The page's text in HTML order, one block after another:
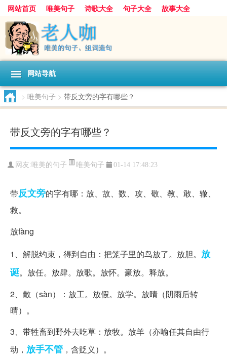
网站首页 唯美句子 诗歌大全 句子大全
故事大全
人生感悟
其他美文 美文欣赏
感人故事
句子分类
网站导航
> 唯美句子 > 带反文旁的字有哪些？
带反文旁的字有哪些？
网友: 唯美的句子 唯美句子 01-14 17:48:23
带反文旁的字有哪：放、故、数、攻、敬、教、敢、辙、
救。
放fàng
1、解脱约束，得到自由：把笼子里的鸟放了。放胆。 放
诞。放任。放肆。放歌。放怀。豪放。释放。
2、散（sàn）：放工。放假。放学。放晴（阴雨后转
晴）。
3、带牲畜到野外去吃草：放牧。放羊（亦喻任其自由行
动， 放手不管 ，含贬义）。